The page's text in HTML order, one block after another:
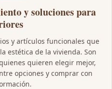
y soluciones para
y artículos funcionales que
estética de la vivienda. Son
quieren elegir mejor,
opciones y comprar con